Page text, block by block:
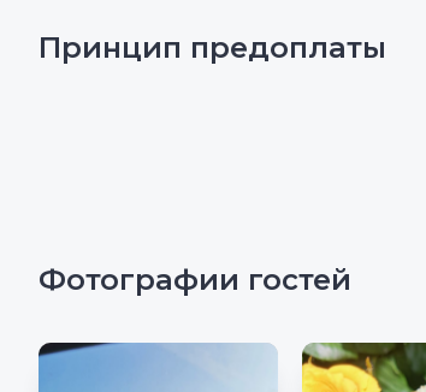
Принцип предоплаты
Фотографии гостей